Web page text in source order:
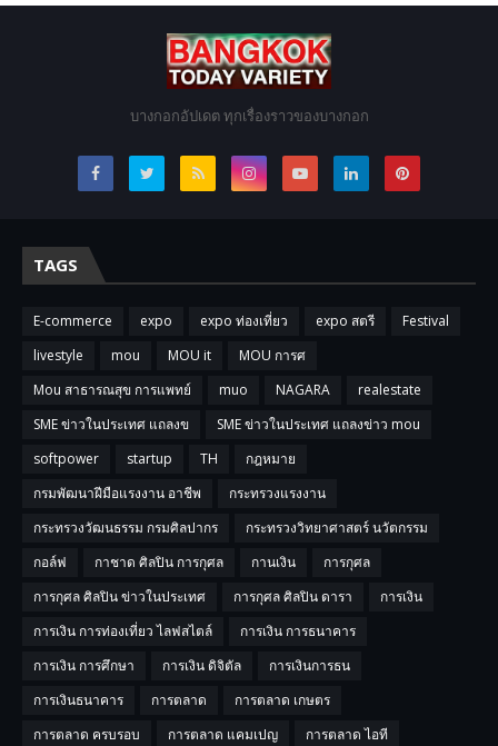
บางกอกอัปเดต ทุกเรื่องราวของบางกอก
TAGS
E-commerce expo expo ท่องเที่ยว expo สตรี
Festival
livestyle
mou MOU it
MOU การศ
Mou สาธารณสุข การแพทย์
muo NAGARA
realestate
SME ข่าวในประเทศ แถลงข
SME ข่าวในประเทศ แถลงข่าว mou
softpower
startup TH
กฎหมาย
กรมพัฒนาฝีมือแรงงาน อาชีพ
กระทรวงแรงงาน
กระทรวงวัฒนธรรม กรมศิลปากร
กระทรวงวิทยาศาสตร์ นวัตกรรม
กอล์ฟ
กาชาด ศิลปิน การกุศล กานเงิน
การกุศล
การกุศล ศิลปิน ข่าวในประเทศ
การกุศล ศิลปิน ดารา
การเงิน
การเงิน การท่องเที่ยว ไลฟสไตล์
การเงิน การธนาคาร
การเงิน การศึกษา
การเงิน ดิจิตัล
การเงินการธน
การเงินธนาคาร
การตลาด
การตลาด เกษตร
การตลาด ครบรอบ
การตลาด แคมเปญ
การตลาด ไอที